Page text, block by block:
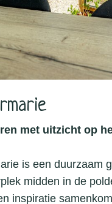
met uitzicht op
is een duurzaam
midden in de
inspiratie